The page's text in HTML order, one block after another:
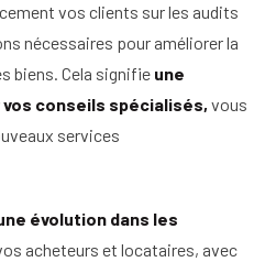
vos clients sur les audits
nécessaires pour améliorer la
biens. Cela signifie une
conseils spécialisés, vous
services
évolution dans les
acheteurs et locataires, avec